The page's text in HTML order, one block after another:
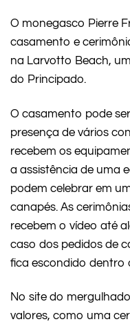
O monegasco Pierre
casamento e
na Larvotto Beach,
do Principado.
O casamento pode
presença de vários
recebem os
a assistência de uma
podem celebrar em
canapés. As
recebem o vídeo até
caso dos pedidos de
fica escondido dentro
No site do
valores, como uma